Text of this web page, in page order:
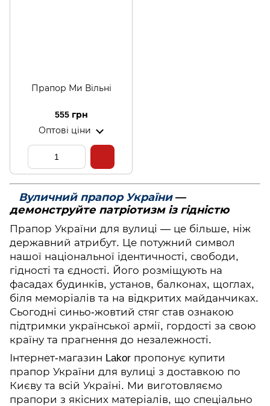
Прапор Ми Вільні
555 грн
Оптові ціни
Вуличний прапор України —
демонструйте патріотизм із гідністю
Прапор України для вулиці — це більше, ніж
державний атрибут. Це потужний символ
нашої національної ідентичності, свободи,
гідності та єдності. Його розміщують на
фасадах будинків, установ, балконах, щоглах,
біля меморіалів та на відкритих майданчиках.
Сьогодні синьо-жовтий стяг став ознакою
підтримки української армії, гордості за свою
країну та прагнення до незалежності.
Інтернет-магазин Lakor пропонує купити
прапор України для вулиці з доставкою по
Києву та всій Україні. Ми виготовляємо
прапори з якісних матеріалів, що спеціально